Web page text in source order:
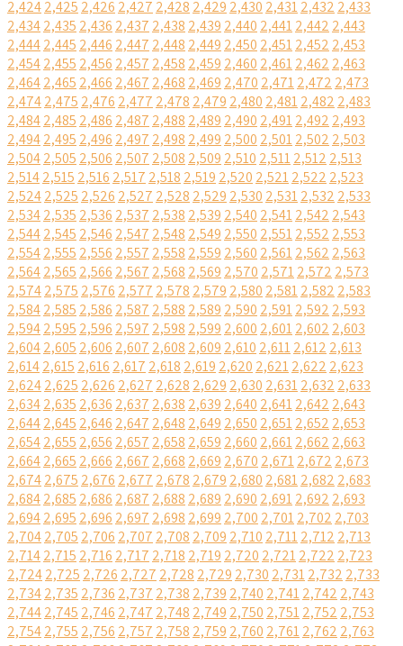
2,4242,425 2,426 2,427 2,428 2,429 2,430 2,4312,432 2,433
2,4342,435 2,436 2,437 2,438 2,439 2,440 2,4412,442 2,443
2,4442,445 2,446 2,447 2,448 2,449 2,450 2,4512,452 2,453
2,4542,455 2,456 2,457 2,458 2,459 2,460 2,4612,462 2,463
2,4642,465 2,466 2,467 2,468 2,469 2,470 2,4712,472 2,473
2,4742,475 2,476 2,477 2,478 2,479 2,480 2,4812,482 2,483
2,4842,485 2,486 2,487 2,488 2,489 2,490 2,4912,492 2,493
2,4942,495 2,496 2,497 2,498 2,499 2,500 2,5012,502 2,503
2,5042,505 2,506 2,507 2,508 2,509 2,510 2,5112,512 2,513
2,5142,515 2,516 2,517 2,518 2,519 2,520 2,5212,522 2,523
2,5242,525 2,526 2,527 2,528 2,529 2,530 2,5312,532 2,533
2,5342,535 2,536 2,537 2,538 2,539 2,540 2,5412,542 2,543
2,5442,545 2,546 2,547 2,548 2,549 2,550 2,5512,552 2,553
2,5542,555 2,556 2,557 2,558 2,559 2,560 2,5612,562 2,563
2,5642,565 2,566 2,567 2,568 2,569 2,570 2,5712,572 2,573
2,5742,575 2,576 2,577 2,578 2,579 2,580 2,5812,582 2,583
2,5842,585 2,586 2,587 2,588 2,589 2,590 2,5912,592 2,593
2,5942,595 2,596 2,597 2,598 2,599 2,600 2,6012,602 2,603
2,6042,605 2,606 2,607 2,608 2,609 2,610 2,6112,612 2,613
2,6142,615 2,616 2,617 2,618 2,619 2,620 2,6212,622 2,623
2,6242,625 2,626 2,627 2,628 2,629 2,630 2,6312,632 2,633
2,6342,635 2,636 2,637 2,638 2,639 2,640 2,6412,642 2,643
2,6442,645 2,646 2,647 2,648 2,649 2,650 2,6512,652 2,653
2,6542,655 2,656 2,657 2,658 2,659 2,660 2,6612,662 2,663
2,6642,665 2,666 2,667 2,668 2,669 2,670 2,6712,672 2,673
2,6742,675 2,676 2,677 2,678 2,679 2,680 2,6812,682 2,683
2,6842,685 2,686 2,687 2,688 2,689 2,690 2,6912,692 2,693
2,6942,695 2,696 2,697 2,698 2,699 2,700 2,7012,702 2,703
2,7042,705 2,706 2,707 2,708 2,709 2,710 2,7112,712 2,713
2,7142,715 2,716 2,717 2,718 2,719 2,720 2,7212,722 2,723
2,7242,725 2,726 2,727 2,728 2,729 2,730 2,7312,732 2,733
2,7342,735 2,736 2,737 2,738 2,739 2,740 2,7412,742 2,743
2,7442,745 2,746 2,747 2,748 2,749 2,750 2,7512,752 2,753
2,7542,755 2,756 2,757 2,758 2,759 2,760 2,7612,762 2,763